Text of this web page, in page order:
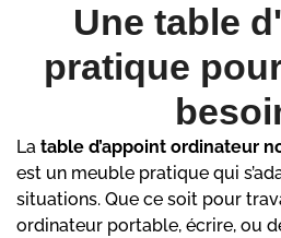
Une table
pratique
La table d’appoint ordinateur
est un meuble pratique qui
situations. Que ce soit pour
ordinateur portable, écrire, ou